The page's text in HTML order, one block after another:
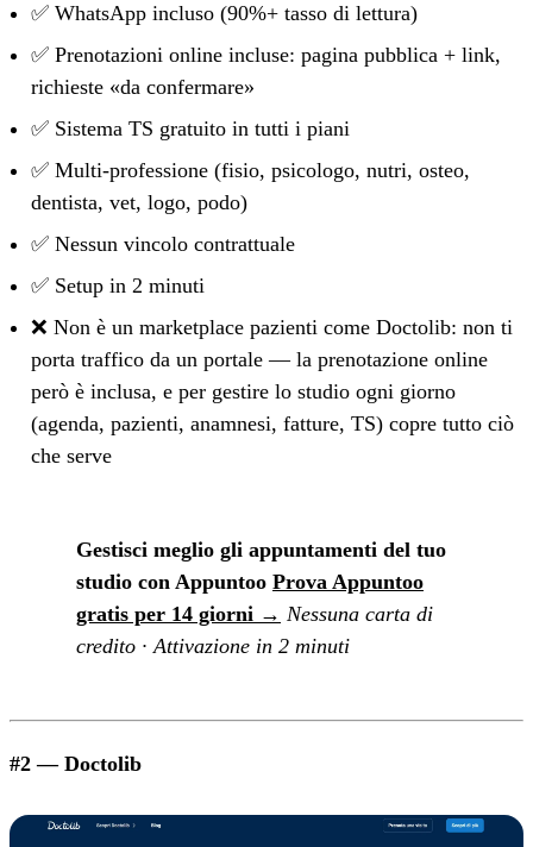
✅ WhatsApp incluso (90%+ tasso di lettura)
✅ Prenotazioni online incluse: pagina pubblica + link,
richieste «da confermare»
✅ Sistema TS gratuito in tutti i piani
✅ Multi-professione (fisio, psicologo, nutri, osteo,
dentista, vet, logo, podo)
✅ Nessun vincolo contrattuale
✅ Setup in 2 minuti
❌ Non è un marketplace pazienti come Doctolib: non ti
porta traffico da un portale — la prenotazione online
però è inclusa, e per gestire lo studio ogni giorno
(agenda, pazienti, anamnesi, fatture, TS) copre tutto ciò
che serve
Gestisci meglio gli appuntamenti del tuo
studio con Appuntoo Prova Appuntoo
gratis per 14 giorni → Nessuna carta di
credito · Attivazione in 2 minuti
#2 — Doctolib